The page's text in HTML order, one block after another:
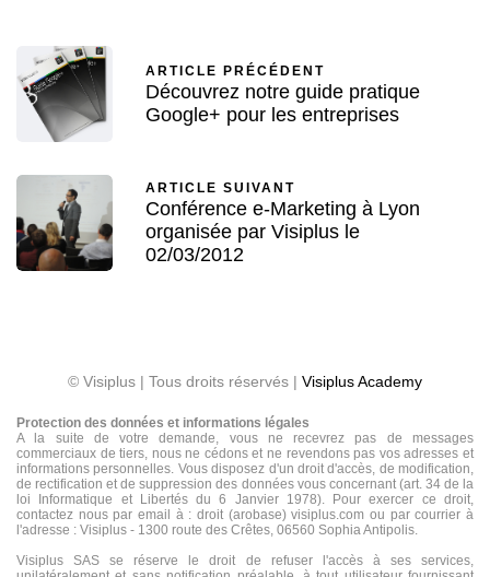
ARTICLE PRÉCÉDENT
Découvrez notre guide pratique
Google+ pour les entreprises
ARTICLE SUIVANT
Conférence e-Marketing à Lyon
organisée par Visiplus le
02/03/2012
© Visiplus | Tous droits réservés | Visiplus Academy
Protection des données et informations légales
A la suite de votre demande, vous ne recevrez pas de messages
commerciaux de tiers, nous ne cédons et ne revendons pas vos adresses et
informations personnelles. Vous disposez d'un droit d'accès, de modification,
de rectification et de suppression des données vous concernant (art. 34 de la
loi Informatique et Libertés du 6 Janvier 1978). Pour exercer ce droit,
contactez nous par email à : droit (arobase) visiplus.com ou par courrier à
l'adresse : Visiplus - 1300 route des Crêtes, 06560 Sophia Antipolis.
Visiplus SAS se réserve le droit de refuser l'accès à ses services,